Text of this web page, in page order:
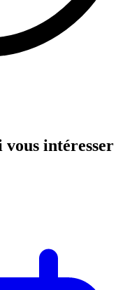
vous intéresser